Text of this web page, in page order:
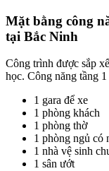
Mặt bằng công
tại Bắc Ninh
Công trình được sắp
học. Công năng tầng 1
1 gara để xe
1 phòng khách
1 phòng thờ
1 phòng ngủ có
1 nhà vệ sinh
1 sân ướt